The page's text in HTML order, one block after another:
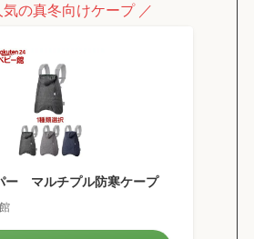
気の真冬向けケープ ／
ー マルチプル防寒ケープ